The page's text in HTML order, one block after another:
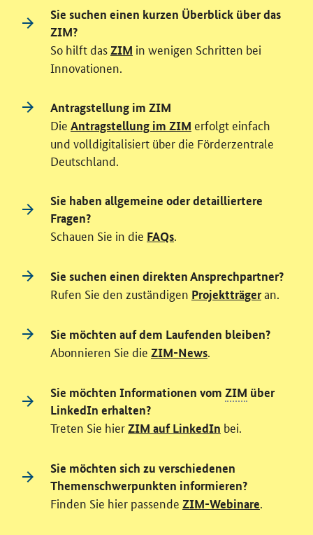
Sie suchen einen kurzen Überblick über das
ZIM?
So hilft dasZIM in wenigen Schritten bei
Innovationen.
Antragstellung im ZIM
Die Antragstellung im ZIM erfolgt einfach
und volldigitalisiert über die Förderzentrale
Deutschland.
Sie haben allgemeine oder detailliertere
Fragen?
Schauen Sie in die FAQs
Sie suchen einen direkten Ansprechpartner?
Rufen Sie den zuständigen Projektträgeran.
Sie möchten auf dem Laufenden bleiben?
Abonnieren Sie die ZIM-News
Sie möchten Informationen vom ZIM über
LinkedIn erhalten?
Treten Sie hierZIM auf LinkedIn bei.
Sie möchten sich zu verschiedenen
Themenschwerpunkten informieren?
Finden Sie hier passende ZIM-Webinare